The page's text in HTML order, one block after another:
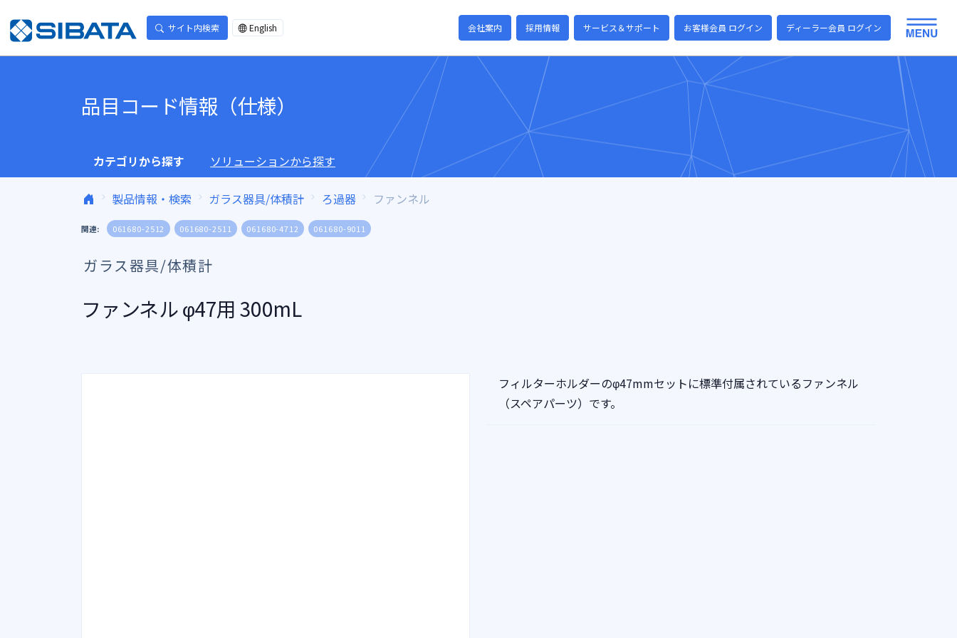
サイト内検索 English 会社案内 採用情報 サービス＆サポート お客様会員 ログイン ディーラー会員 ログイン
品目コード情報（仕様）
カテゴリから探す ソリューションから探す
製品情報・検索 ガラス器具/体積計 ろ過器 ファンネル
関連: 061680-2512 061680-2511 061680-4712 061680-9011
ガラス器具/体積計
ファンネル φ47用 300mL
フィルターホルダーのφ47mmセットに標準付属されているファンネル
（スペアパーツ）です。